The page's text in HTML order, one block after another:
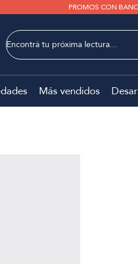
PROMOS CON
Más vendidos